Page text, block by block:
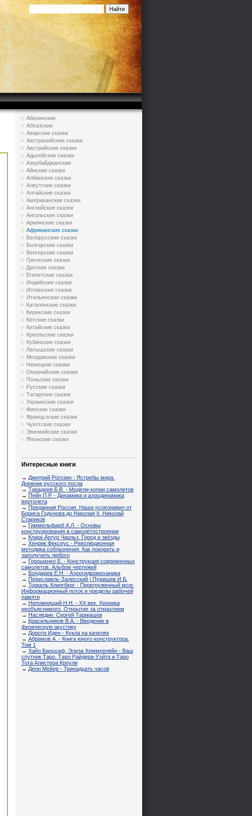
Абазинские
Абхазские
Аварские сказки
Австралийские сказки
Австрийские сказки
Адыгейские сказки
Азербайджанские
Айнские сказки
Албанские сказки
Алеутские сказки
Алтайские сказки
Американские сказки
Английские сказки
Ангольские сказки
Армянские сказки
Африканские сказки
Белорусские сказки
Болгарские сказки
Венгерские сказки
Греческие сказки
Датские сказки
Египетские сказки
Индийские сказки
Испанские сказки
Итальянские сказки
Каталонские сказки
Керекские сказки
Кетские сказки
Китайские сказки
Креольские сказки
Кубинские сказки
Латышские сказки
Молдавские сказки
Немецкие сказки
Океанийские сказки
Польские сказки
Русские сказки
Татарские сказки
Украинские сказки
Финские сказки
Французские сказки
Чукотские сказки
Эвенкийские сказки
Японские сказки
Интересные книги
→ Дмитрий Рогозин - Ястребы мира.
Дневник русского посла
→ Тарадеев Б.В. - Модели-копии самолетов
→ Пейн П.Р. - Динамика и аэродинамика
вертолета
→ Преданная Россия. Наши «союзники» от
Бориса Годунова до Николая II. Николай
Стариков
→ Гиммельфарб А.Л. - Основы
конструирования в самолетостроении
→ Кларк Артур Чарльз. Город и звёзды
→ Хенрик Фексеус - Революционная
методика соблазнения. Как покорить и
заполучить любого
→ Горощенко Б. - Конструкция современных
самолетов. Альбом чертежей
→ Бондарев Е.Н. - Аэрогидромеханика
→ Переславль-Залесский | Пуришев И.Б.
→ Торкель Клингберг - Перегруженный мозг.
Информационный поток и пределы рабочей
памяти
→ Непомнящий Н.Н. - XX век. Хроника
необъяснимого. Открытие за открытием
→ Наследие. Сергей Тармашев
→ Красильников В.А. - Введение в
физическую акустику
→ Дороти Иден - Кукла на качелях
→ Абрамов А. - Книга юного конструктора.
Том 1
→ Хайо Банцхаф, Элиза Хеммерляйн - Ваш
спутник Таро. Таро Райдера-Уэйта и Таро
Тота Алистера Кроули
→ Деон Мейер - Тринадцать часов